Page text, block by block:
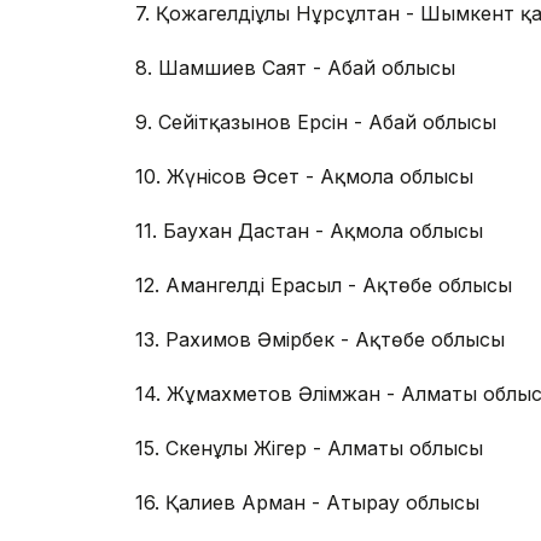
7. Қожагелдіұлы Нұрсұлтан - Шымкент
8. Шамшиев Саят - Абай облысы
9. Сейітқазынов Ерсін - Абай облысы
10. Жүнісов Әсет - Ақмола облысы
11. Баухан Дастан - Ақмола облысы
12. Амангелді Ерасыл - Ақтөбе облысы
13. Рахимов Әмірбек - Ақтөбе облысы
14. Жұмахметов Әлімжан - Алматы
15. Сәкенұлы Жігер - Алматы облысы
16. Қалиев Арман - Атырау облысы